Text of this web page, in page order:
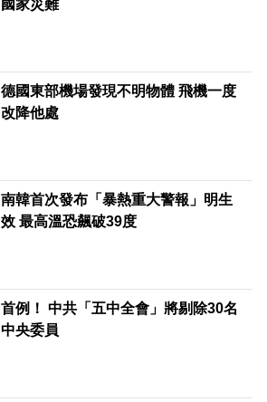
國家災難
德國東部機場發現不明物體 飛機一度
改降他處
南韓首次發布「暴熱重大警報」明生
效 最高溫恐飆破39度
首例！ 中共「五中全會」將剔除30名
中央委員